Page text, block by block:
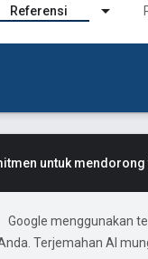
Referensi
untuk
Google menggunakan
Terjemahan AI